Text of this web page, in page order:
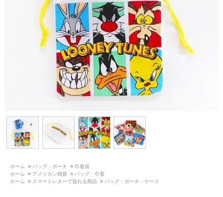
ホーム > バッグ・ポーチ > 巾着袋
ホーム
> アメリカン雑貨 > バッグ・巾着
ホーム
> スマートレターで送れる商品 > バッグ・ポーチ・ケース